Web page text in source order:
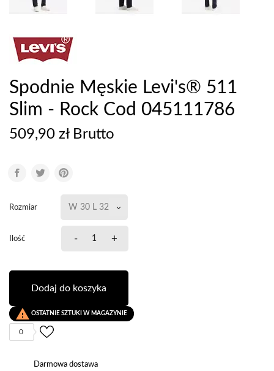
Spodnie Męskie Levi's® 511
Slim - Rock Cod 045111786
509,90 zł Brutto
Rozmiar
Ilość - +
Dodaj do koszyka
 OSTATNIE SZTUKI W MAGAZYNIE
0
Darmowa dostawa